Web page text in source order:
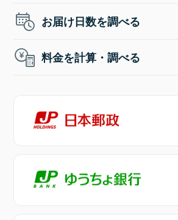
お届け日数を調べる
料金を計算・調べる